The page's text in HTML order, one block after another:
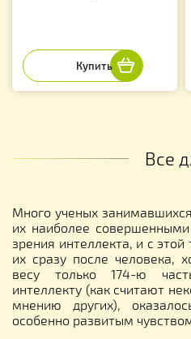
Все
Много ученых
их наиболее
зрения интеллекта, и с
их сразу после человека,
весу только 174-ю
интеллекту (как считают
мнению других),
особенно развитым